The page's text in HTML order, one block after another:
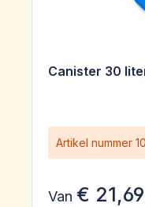
Canister 30
Artikel nummer
Van € 21,69